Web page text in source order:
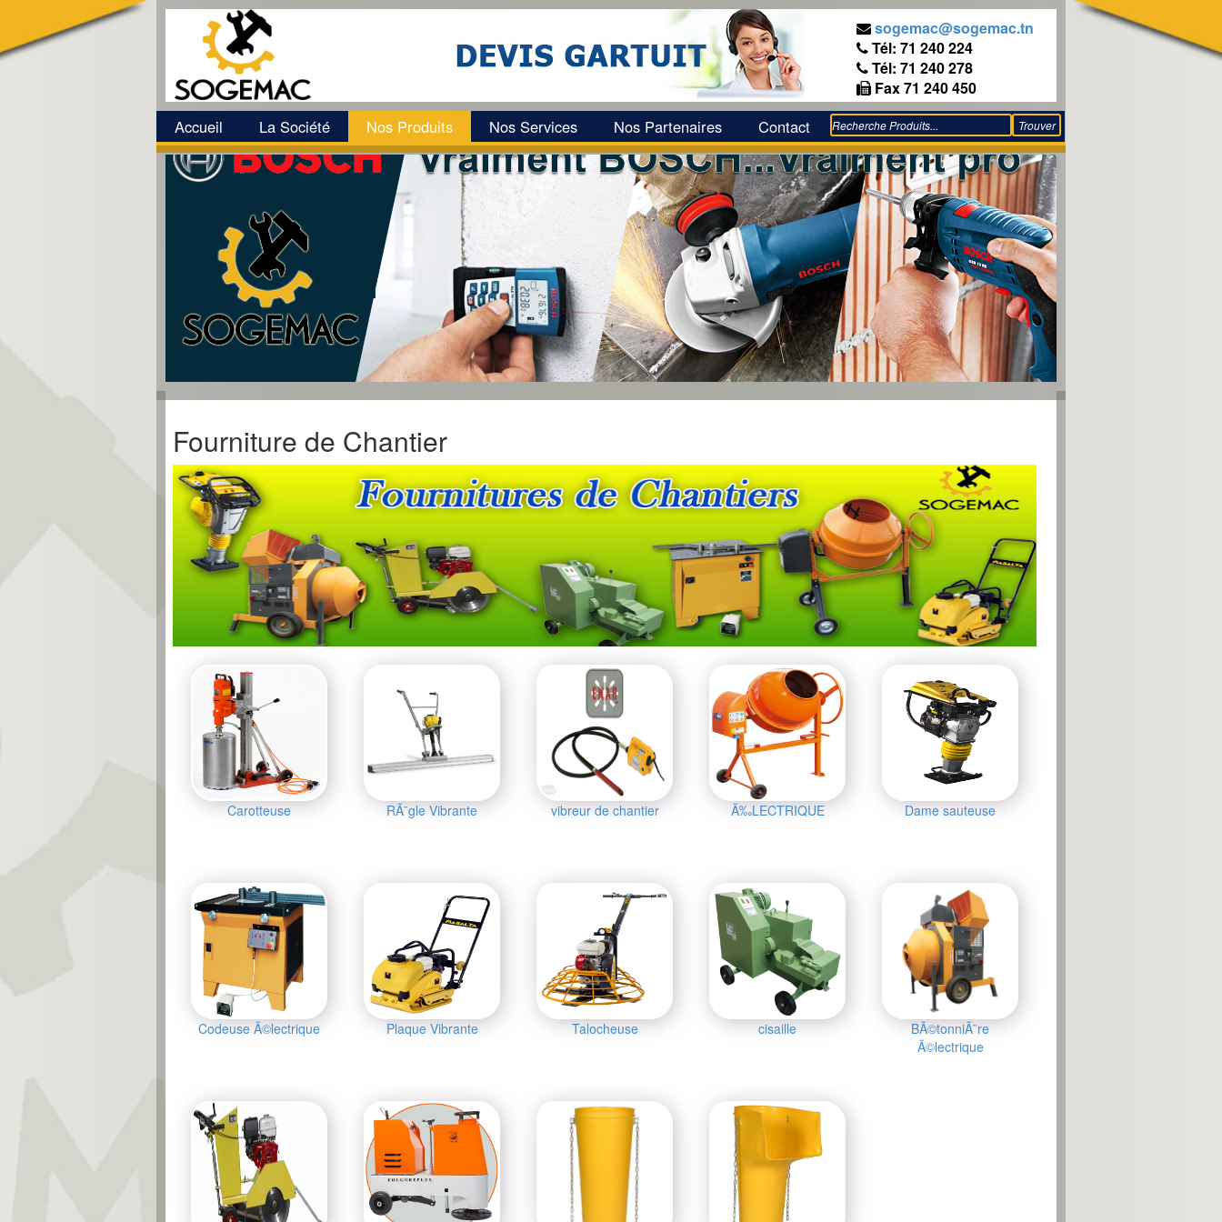
sogemac@sogemac.tn
Tél: 71 240 224
Tél: 71 240 278
Fax 71 240 450
Accueil La Société Nos Produits Nos Services Nos Partenaires Contact
Fourniture de Chantier
Carotteuse RÃ¨gle Vibrante vibreur de chantier Ã‰LECTRIQUE Dame sauteuse
Codeuse Ã©lectrique Plaque Vibrante Talocheuse cisaille
BÃ©tonniÃ¨re
Ã©lectrique